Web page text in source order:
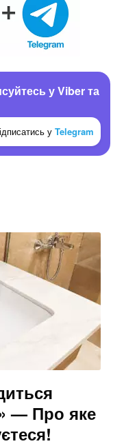
у Viber та
у Telegram
— Про яке